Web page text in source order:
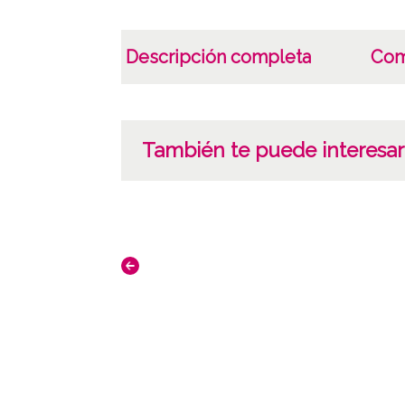
Descripción completa
También te puede interesar